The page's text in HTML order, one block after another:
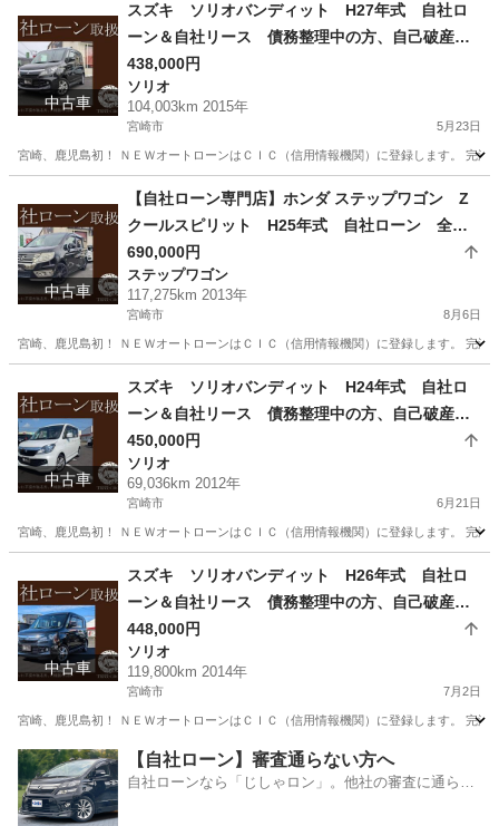
中古車
スズキ ソリオバンディット H27年式 自社ロ
ーン＆自社リース 債務整理中の方、自己破産手
続きされた方でも申込ＯＫ！
438,000円
ソリオ
104,003km 2015年
宮崎市 5月23日
宮崎、鹿児島初！ ＮＥＷオートローンはＣＩＣ（信用情報機関）に登録します。
ソリオ 大分 大分市 ソリオ
ソリオバンディット
中古車
【自社ローン専門店】ホンダ ステップワゴン Z
クールスピリット H25年式 自社ローン 全国
対応 頭金不要 保証人不要 ８４回払い可 信
用情報回復型ローン利用可能
690,000円
ステップワゴン
117,275km 2013年
宮崎市 8月6日
宮崎、鹿児島初！ ＮＥＷオートローンはＣＩＣ（信用情報機関）に登録します。
ステップワゴン ローン
中古車
スズキ ソリオバンディット H24年式 自社ロ
ーン＆自社リース 債務整理中の方、自己破産手
続きされた方でも申込ＯＫ！
450,000円
ソリオ
69,036km 2012年
宮崎市 6月21日
宮崎、鹿児島初！ ＮＥＷオートローンはＣＩＣ（信用情報機関）に登録します。
ソリオ 大分 大分市 ソリオ
ソリオバンディット
中古車
スズキ ソリオバンディット H26年式 自社ロ
ーン＆自社リース 債務整理中の方、自己破産手
続きされた方でも申込ＯＫ！
448,000円
ソリオ
119,800km 2014年
宮崎市 7月2日
宮崎、鹿児島初！ ＮＥＷオートローンはＣＩＣ（信用情報機関）に登録します。
宮崎 宮崎市 ソリオ 大分 大分市 ソリオ
ソリオバンディット
【自社ローン】審査通らない方へ
自社ローンなら「じしゃロン」。他社の審査に通らな